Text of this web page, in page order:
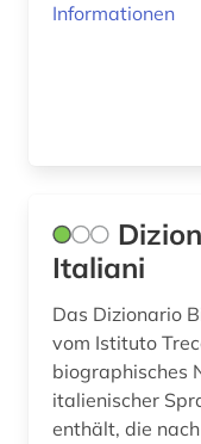
massimo (1)
Informationen
Italiani
Das Dizionario
vom Istituto
biographisches
italienischer
enthält, die